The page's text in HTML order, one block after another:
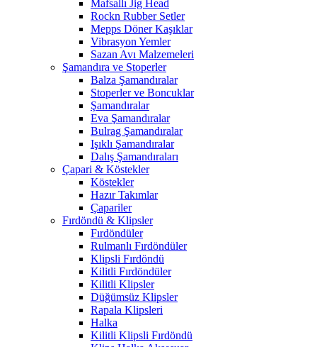
Mafsallı Jig Head
Rockn Rubber Setler
Mepps Döner Kaşıklar
Vibrasyon Yemler
Sazan Avı Malzemeleri
Şamandıra ve Stoperler
Balza Şamandıralar
Stoperler ve Boncuklar
Şamandıralar
Eva Şamandıralar
Bulrag Şamandıralar
Işıklı Şamandıralar
Dalış Şamandıraları
Çapari & Köstekler
Köstekler
Hazır Takımlar
Çapariler
Fırdöndü & Klipsler
Fırdöndüler
Rulmanlı Fırdöndüler
Klipsli Fırdöndü
Kilitli Fırdöndüler
Kilitli Klipsler
Düğümsüz Klipsler
Rapala Klipsleri
Halka
Kilitli Klipsli Fırdöndü